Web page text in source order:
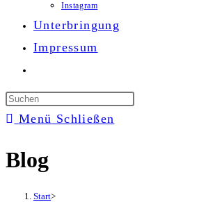
Instagram
Unterbringung
Impressum
Suche
umschalten
Menü Schließen
Blog
Start>